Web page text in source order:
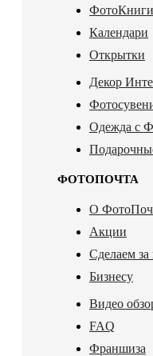
ФотоКниги
Календари
Открытки
Декор
Одежда с
ФОТОПОЧТА
О
Акции
Сделаем за
Бизнесу
Видео
FAQ
Франшиза